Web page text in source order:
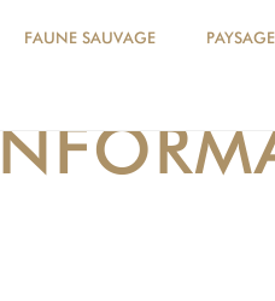
FAUNE SAUVAGE